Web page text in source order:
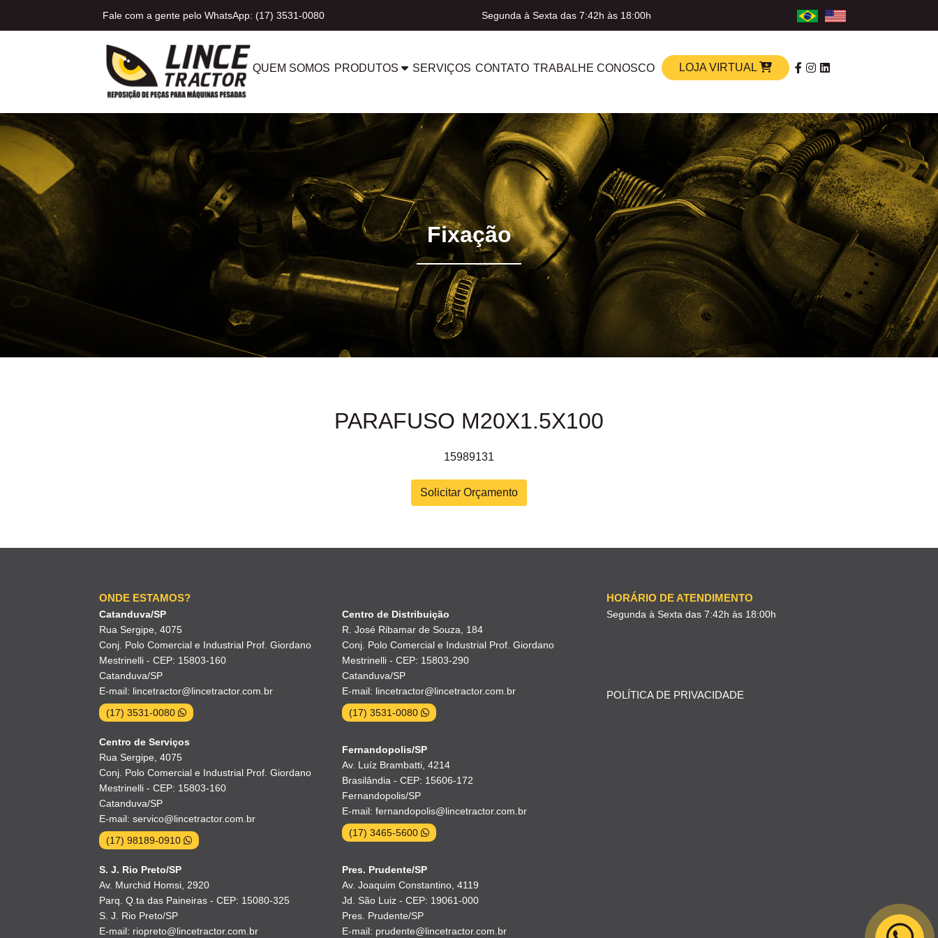
Fale com a gente pelo WhatsApp: (17) 3531-0080 Segunda à Sexta das 7:42h às 18:00h
QUEM SOMOS PRODUTOS SERVIÇOS CONTATO TRABALHE CONOSCO LOJA VIRTUAL
Fixação
PARAFUSO M20X1.5X100
15989131
Solicitar Orçamento
ONDE ESTAMOS?
Catanduva/SP
Rua Sergipe, 4075
Conj. Polo Comercial e Industrial Prof. Giordano
Mestrinelli - CEP: 15803-160
Catanduva/SP
E-mail: lincetractor@lincetractor.com.br
(17) 3531-0080
Centro de Distribuição
R. José Ribamar de Souza, 184
Conj. Polo Comercial e Industrial Prof. Giordano
Mestrinelli - CEP: 15803-290
Catanduva/SP
E-mail: lincetractor@lincetractor.com.br
(17) 3531-0080
Centro de Serviços
Rua Sergipe, 4075
Conj. Polo Comercial e Industrial Prof. Giordano
Mestrinelli - CEP: 15803-160
Catanduva/SP
E-mail: servico@lincetractor.com.br
(17) 98189-0910
Fernandopolis/SP
Av. Luíz Brambatti, 4214
Brasilândia - CEP: 15606-172
Fernandopolis/SP
E-mail: fernandopolis@lincetractor.com.br
(17) 3465-5600
S. J. Rio Preto/SP
Av. Murchid Homsi, 2920
Parq. Q.ta das Paineiras - CEP: 15080-325
S. J. Rio Preto/SP
E-mail: riopreto@lincetractor.com.br
Pres. Prudente/SP
Av. Joaquim Constantino, 4119
Jd. São Luiz - CEP: 19061-000
Pres. Prudente/SP
E-mail: prudente@lincetractor.com.br
HORÁRIO DE ATENDIMENTO
Segunda à Sexta das 7:42h às 18:00h
POLÍTICA DE PRIVACIDADE